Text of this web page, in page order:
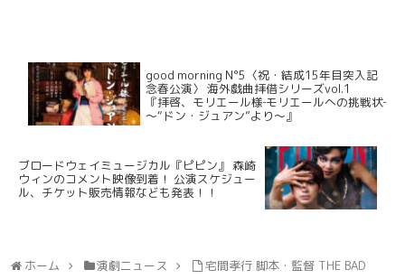
good morning N°5〈祝・結成15年目突入記
念春公演〉 海外戯曲拝借シリーズvol.1
『拝啓、モリエール様‐モリエールへの挑戦状‐
～“ドン・ジュアン”より～』
ブロードウェイミュージカル『ピピン』 森崎
ウィンのコメント映像到着！ 公演スケジュー
ル、チケット販売情報なども発表！！
ホーム 演劇ニュース
宅間孝行 脚本・監督 THE BAD